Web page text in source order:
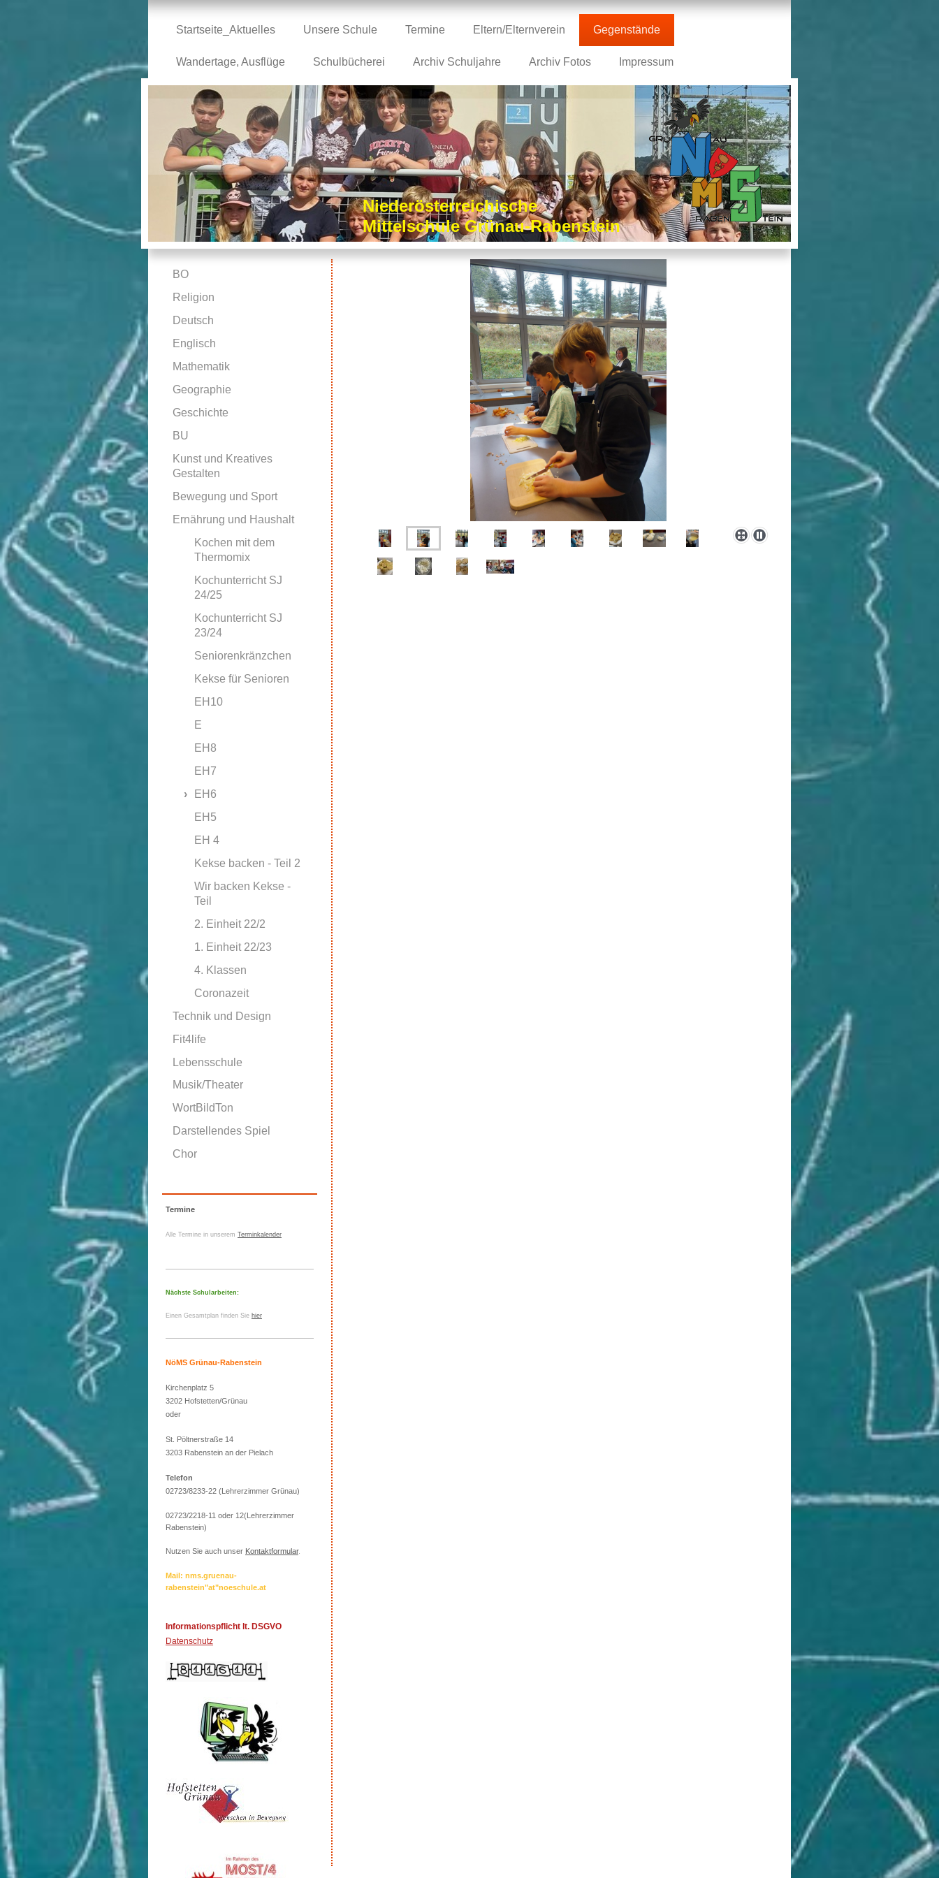
Startseite_Aktuelles Unsere Schule Termine Eltern/Elternverein Gegenstände
Wandertage, Ausflüge Schulbücherei Archiv Schuljahre Archiv Fotos Impressum
Niederösterreichische
Mittelschule Grünau-Rabenstein
BO
Religion
Deutsch
Englisch
Mathematik
Geographie
Geschichte
BU
Kunst und Kreatives
Gestalten
Bewegung und Sport
Ernährung und Haushalt
Kochen mit dem
Thermomix
Kochunterricht SJ
24/25
Kochunterricht SJ
23/24
Seniorenkränzchen
Kekse für Senioren
EH10
E
EH8
EH7
EH6
EH5
EH 4
Kekse backen - Teil 2
Wir backen Kekse -
Teil
2. Einheit 22/2
1. Einheit 22/23
4. Klassen
Coronazeit
Technik und Design
Fit4life
Lebensschule
Musik/Theater
WortBildTon
Darstellendes Spiel
Chor
Termine
Alle Termine in unserem Terminkalender
Nächste Schularbeiten:
Einen Gesamtplan finden Sie hier
NöMS Grünau-Rabenstein
Kirchenplatz 5
3202 Hofstetten/Grünau
oder
St. Pöltnerstraße 14
3203 Rabenstein an der Pielach
Telefon
02723/8233-22 (Lehrerzimmer Grünau)
02723/2218-11 oder 12(Lehrerzimmer
Rabenstein)
Nutzen Sie auch unser Kontaktformular.
Mail: nms.gruenau-
rabenstein"at"noeschule.at
Informationspflicht lt. DSGVO
Datenschutz